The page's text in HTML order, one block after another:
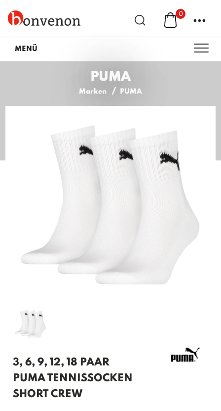
0 ...
MENÜ
PUMA
Marken PUMA
3, 6, 9, 12, 18 PAAR
PUMA TENNISSOCKEN
SHORT CREW